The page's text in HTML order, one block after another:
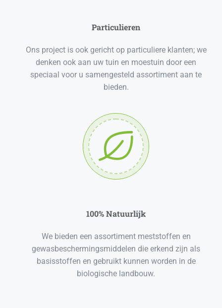
Particulieren
Ons project is ook gericht op particuliere klanten; we
speciaal voor u samengesteld assortiment aan te
100% Natuurlijk
gewasbeschermingsmiddelen die erkend zijn als
basisstoffen en gebruikt kunnen worden in de
biologische landbouw.